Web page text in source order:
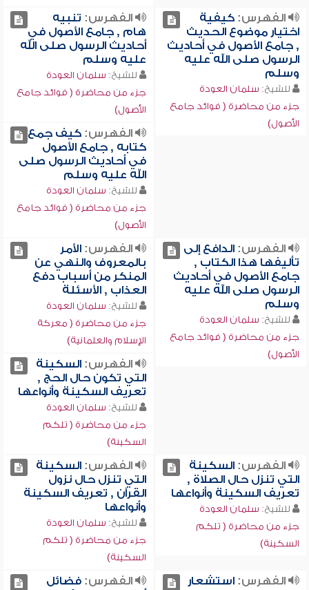
الفهرس:كيفية
اختيار موضوع الحديث
, جامع الأصول في أحاديث
الرسول صلى الله عليه
وسلم
للشيخ: سلمان العودة
جزء من محاضرة ( فوائد جامع
الأصول)
الفهرس: تنبيه
هام , جامع الأصول في
أحاديث الرسول صلى الله
عليه وسلم
للشيخ: سلمان العودة
جزء من محاضرة ( فوائد جامع
الأصول)
الفهرس:كيف جمع
كتابه , جامع الأصول
في أحاديث الرسول صلى
الله عليه وسلم
للشيخ: سلمان العودة
جزء من محاضرة ( فوائد جامع
الأصول)
الفهرس:الدافع إلى
تأليفها هذا الكتاب ,
جامع الأصول في أحاديث
الرسول صلى الله عليه
وسلم
للشيخ: سلمان العودة
جزء من محاضرة ( فوائد جامع
الأصول)
الفهرس:الأمر
بالمعروف والنهي عن
المنكر من أسباب دفع
العذاب , الأسئلة
للشيخ: سلمان العودة
جزء من محاضرة ( معركة
الإسلام والعلمانية)
الفهرس:السكينة
التي تكون حال الحج ,
تعريف السكينة وأنواعها
للشيخ: سلمان العودة
جزء من محاضرة ( تلكم
السكينة)
الفهرس:السكينة
التي تنزل حال الصلاة ,
تعريف السكينة وأنواعها
للشيخ: سلمان العودة
جزء من محاضرة ( تلكم
السكينة)
الفهرس:السكينة
التي تنزل حال نزول
القرآن , تعريف السكينة
وأنواعها
للشيخ: سلمان العودة
جزء من محاضرة ( تلكم
السكينة)
الفهرس:استشعار
الفهرس:فضائل